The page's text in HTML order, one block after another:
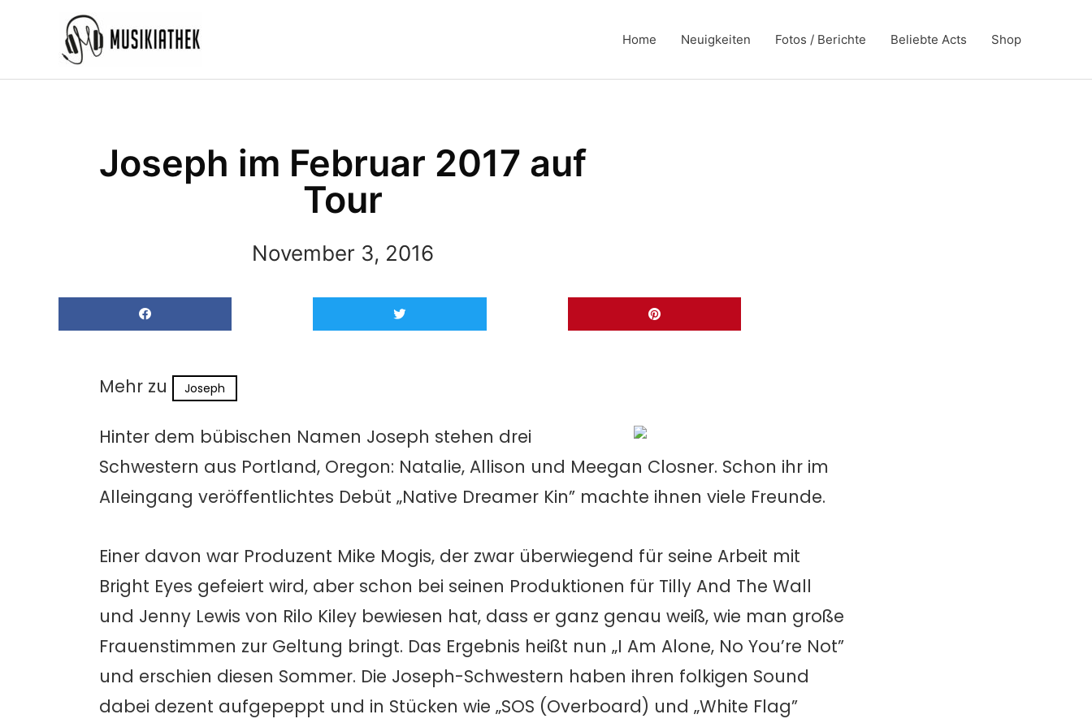
Home Neuigkeiten Fotos / Berichte Beliebte Acts Shop
Joseph im Februar 2017 auf
Tour
November 3, 2016
Mehr zu Joseph
Hinter dem bübischen Namen Joseph stehen drei
Schwestern aus Portland, Oregon: Natalie, Allison und Meegan Closner. Schon ihr im
Alleingang veröffentlichtes Debüt „Native Dreamer Kin” machte ihnen viele Freunde.
Einer davon war Produzent Mike Mogis, der zwar überwiegend für seine Arbeit mit
Bright Eyes gefeiert wird, aber schon bei seinen Produktionen für Tilly And The Wall
und Jenny Lewis von Rilo Kiley bewiesen hat, dass er ganz genau weiß, wie man große
Frauenstimmen zur Geltung bringt. Das Ergebnis heißt nun „I Am Alone, No You’re Not”
und erschien diesen Sommer. Die Joseph-Schwestern haben ihren folkigen Sound
dabei dezent aufgepeppt und in Stücken wie „SOS (Overboard) und „White Flag”